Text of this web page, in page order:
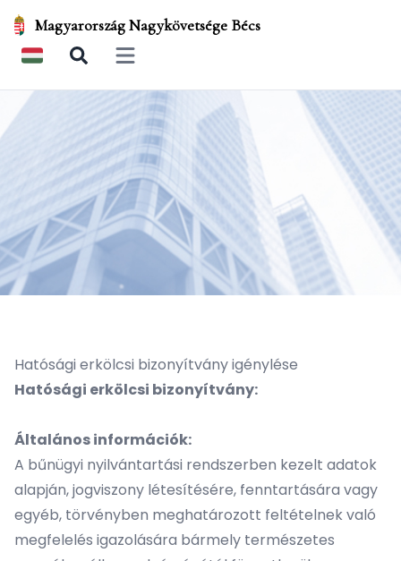
Magyarország Nagykövetsége Bécs
Open main menu
Hatósági erkölcsi bizonyítvány igénylése
Hatósági erkölcsi bizonyítvány:
Általános információk:
A bűnügyi nyilvántartási rendszerben kezelt adatok
alapján, jogviszony létesítésére, fenntartására vagy
egyéb, törvényben meghatározott feltételnek való
megfelelés igazolására bármely természetes